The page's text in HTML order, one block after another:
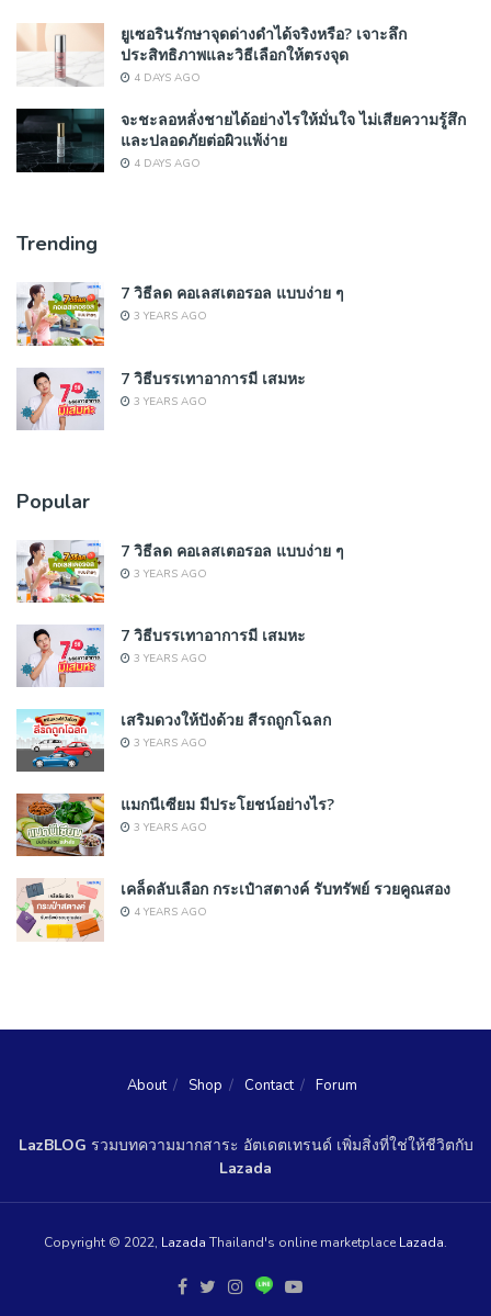
ยูเซอรินรักษาจุดด่างดำได้จริงหรือ? เจาะลึก
ประสิทธิภาพและวิธีเลือกให้ตรงจุด
4 DAYS AGO
จะชะลอหลั่งชายได้อย่างไรให้มั่นใจ ไม่เสียความรู้สึก
และปลอดภัยต่อผิวแพ้ง่าย
4 DAYS AGO
Trending
7 วิธีลด คอเลสเตอรอล แบบง่าย ๆ
3 YEARS AGO
7 วิธีบรรเทาอาการมี เสมหะ
3 YEARS AGO
Popular
7 วิธีลด คอเลสเตอรอล แบบง่าย ๆ
3 YEARS AGO
7 วิธีบรรเทาอาการมี เสมหะ
3 YEARS AGO
เสริมดวงให้ปังด้วย สีรถถูกโฉลก
3 YEARS AGO
แมกนีเซียม มีประโยชน์อย่างไร?
3 YEARS AGO
เคล็ดลับเลือก กระเป๋าสตางค์ รับทรัพย์ รวยคูณสอง
4 YEARS AGO
About Shop Contact Forum
LazBLOG รวมบทความมากสาระ อัตเดตเทรนด์ เพิ่มสิ่งที่ใช่ให้ชีวิตกับ
Lazada
Copyright © 2022, Lazada Thailand's online marketplace Lazada.